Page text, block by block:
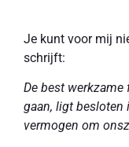
Je kunt voor mij
schrijft:
De best
gaan, ligt besloten
vermogen om